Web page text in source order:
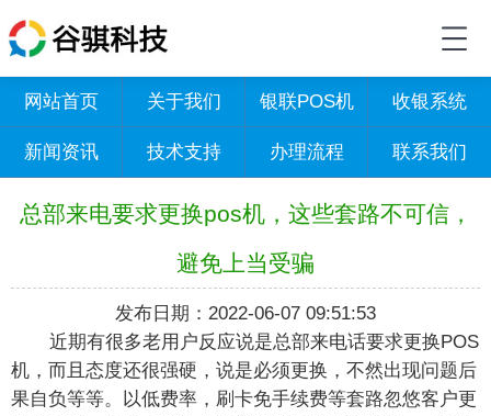
网站首页 关于我们 银联POS机 收银系统
新闻资讯 技术支持 办理流程 联系我们
总部来电要求更换pos机，这些套路不可信，
避免上当受骗
发布日期：2022-06-07 09:51:53
近期有很多老用户反应说是总部来电话要求更换POS
机，而且态度还很强硬，说是必须更换，不然出现问题后
果自负等等。以低费率，刷卡免手续费等套路忽悠客户更